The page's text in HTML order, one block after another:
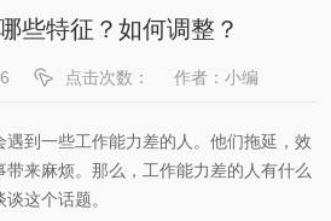
些特征？如何调整？
点击次数： 作者：小编
到一些工作能力差的人。他们拖延，效
来麻烦。那么，工作能力差的人有什么
这个话题。